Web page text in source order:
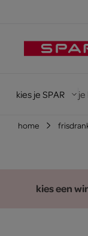
kies je SPAR
home
kies een